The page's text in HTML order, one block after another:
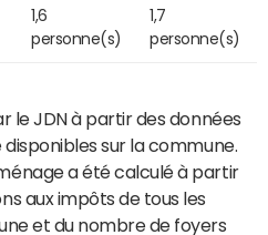
1,6
personne(s)
1,7
personne(s)
le JDN à partir des données
sur la commune.
a été calculé à partir
aux impôts de tous les
et du nombre de foyers